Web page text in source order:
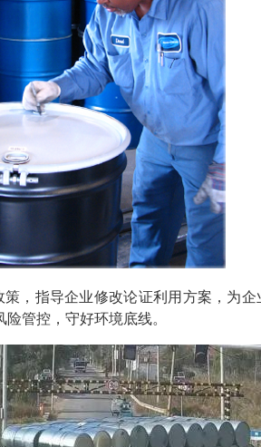
，指导企业修改论证利用方案，为
管控，守好环境底线。